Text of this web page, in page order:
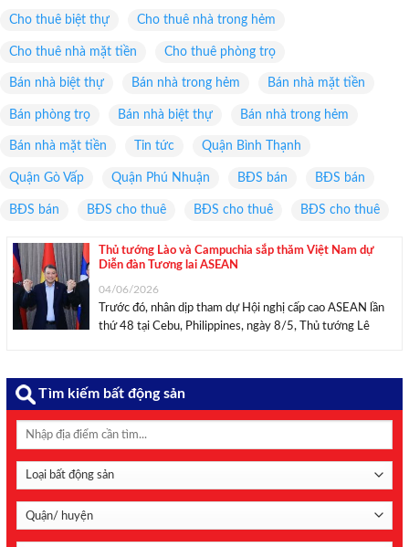
Cho thuê biệt thự Cho thuê nhà trong hẻm
Cho thuê nhà mặt tiền Cho thuê phòng trọ
Bán nhà biệt thự Bán nhà trong hẻm Bán nhà mặt tiền
Bán phòng trọ Bán nhà biệt thự Bán nhà trong hẻm
Bán nhà mặt tiền Tin tức Quận Bình Thạnh
Quận Gò Vấp Quận Phú Nhuận BĐS bán BĐS bán
BĐS bán BĐS cho thuê BĐS cho thuê BĐS cho thuê
Thủ tướng Lào và Campuchia sắp thăm Việt Nam dự
Diễn đàn Tương lai ASEAN
04/06/2026
Trước đó, nhân dịp tham dự Hội nghị cấp cao ASEAN lần
thứ 48 tại Cebu, Philippines, ngày 8/5, Thủ tướng Lê
Siphandone. Tại cuộc ...
Tìm kiếm bất động sản